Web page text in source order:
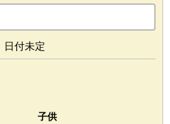
日付未定
子供